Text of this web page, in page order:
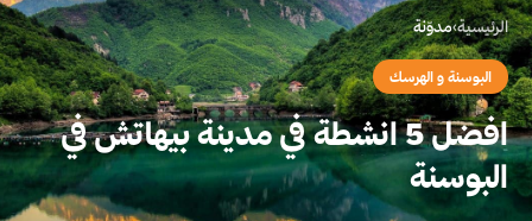
الرئيسية›مدوّنة
البوسنة و الهرسك
افضل 5 انشطة في مدينة بيهاتش في
البوسنة